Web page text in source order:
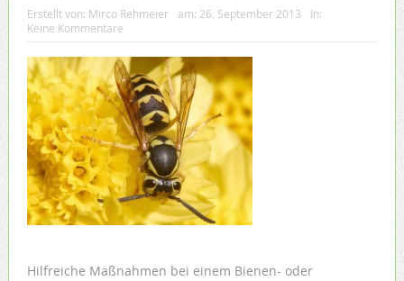
Erstellt von: Mirco Rehmeier am: 26. September 2013
In:
Keine Kommentare
Hilfreiche Maßnahmen bei einem Bienen- oder